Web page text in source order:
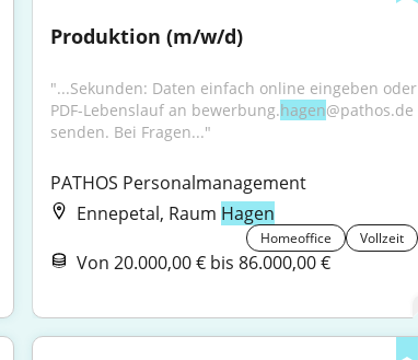
Produktion (m/w/d)
"...Sekunden: Daten einfach online eingeben oder
PDF-Lebenslauf an bewerbung.hagen@pathos.de
senden. Bei Fragen..."
PATHOS Personalmanagement
Ennepetal, Raum Hagen
Homeoffice Vollzeit
Von 20.000,00 € bis 86.000,00 €